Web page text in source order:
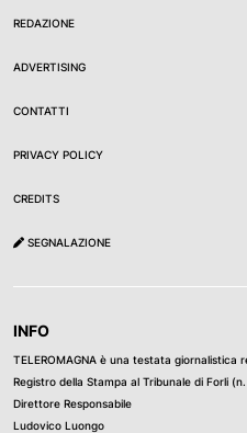
REDAZIONE
ADVERTISING
CONTATTI
PRIVACY POLICY
CREDITS
SEGNALAZIONE
INFO
TELEROMAGNA è una testata giornalistica
Registro della Stampa al Tribunale di Forli
Direttore Responsabile
Ludovico Luongo